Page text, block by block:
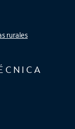
rurales